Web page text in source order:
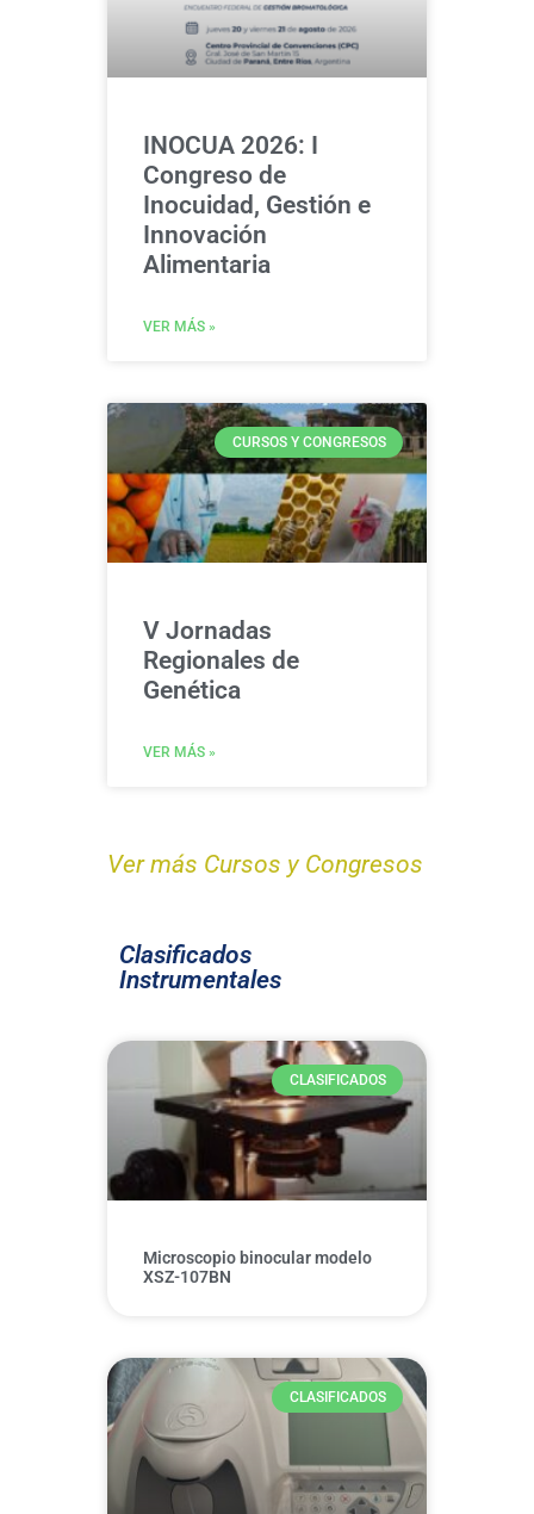
INOCUA 2026: I
Congreso de
Inocuidad, Gestión e
Innovación
Alimentaria
VER MÁS »
CURSOS Y CONGRESOS
V Jornadas
Regionales de
Genética
VER MÁS »
Ver más Cursos y Congresos
Clasificados
Instrumentales
CLASIFICADOS
Microscopio binocular modelo
XSZ-107BN
CLASIFICADOS